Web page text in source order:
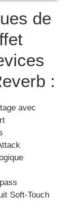
de
:
avec
Soft-Touch